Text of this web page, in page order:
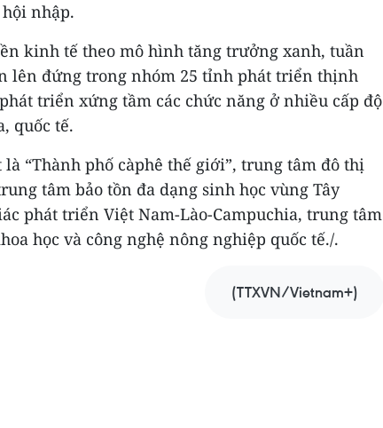
nhập.
kinh tế theo mô hình tăng trưởng xanh, tuần
lên đứng trong nhóm 25 tỉnh phát triển thịnh
triển xứng tầm các chức năng ở nhiều cấp độ
quốc tế.
“Thành phố càphê thế giới”, trung tâm đô thị
tâm bảo tồn đa dạng sinh học vùng Tây
phát triển Việt Nam-Lào-Campuchia, trung tâm
học và công nghệ nông nghiệp quốc tế./.
(TTXVN/Vietnam+)